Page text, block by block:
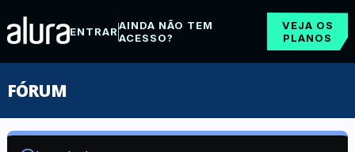
ENTRARAINDA NÃO TEM
ACESSO?
VEJA OS
PLANOS
FÓRUM